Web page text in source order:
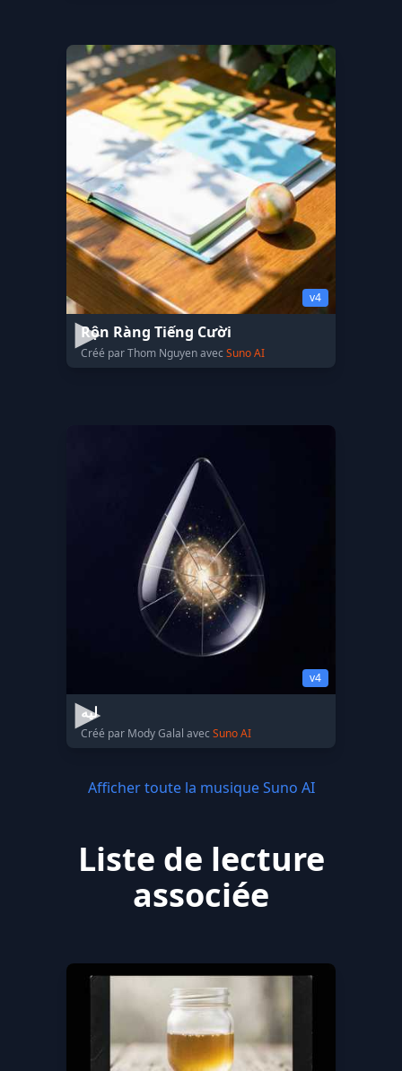
v4
Rộn Ràng Tiếng Cười
Créé par Thom Nguyen avec Suno AI
v4
ليه
Créé par Mody Galal avec Suno AI
Afficher toute la musique Suno AI
Liste de lecture
associée